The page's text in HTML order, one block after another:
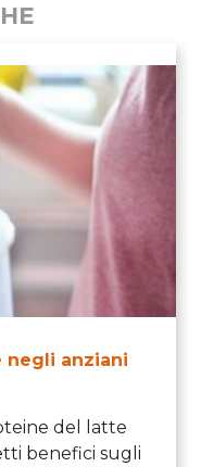
negli anziani
del latte
benefici sugli